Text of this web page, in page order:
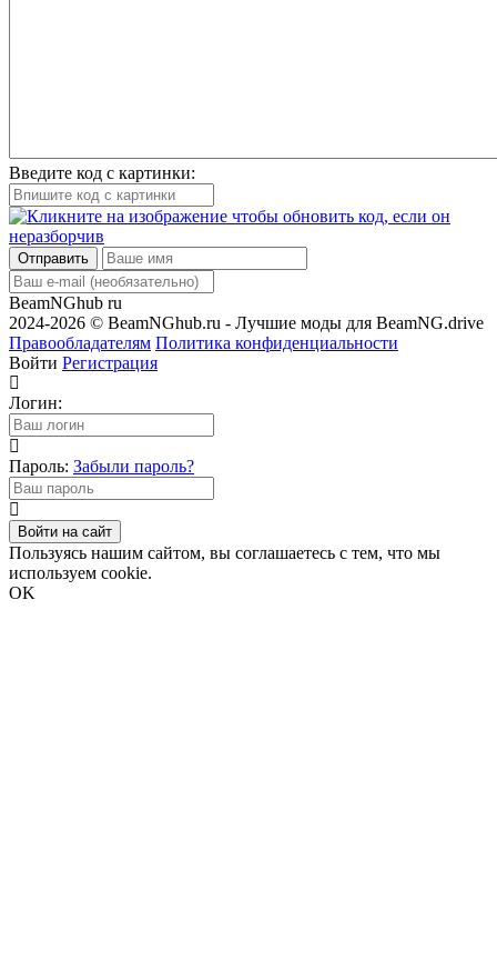
Введите код с картинки:
Отправить
BeamNGhub ru
2024-2026 © BeamNGhub.ru - Лучшие моды для BeamNG.drive
Правообладателям Политика конфиденциальности
Войти Регистрация
Логин:
Пароль: Забыли пароль?
Войти на сайт
Пользуясь нашим сайтом, вы соглашаетесь с тем, что мы
используем cookie.
OK